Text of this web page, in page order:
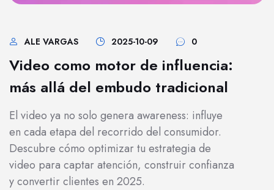
ALE VARGAS 2025-10-09 0
Video como motor de influencia:
más allá del embudo tradicional
El video ya no solo genera awareness: influye
en cada etapa del recorrido del consumidor.
Descubre cómo optimizar tu estrategia de
video para captar atención, construir confianza
y convertir clientes en 2025.